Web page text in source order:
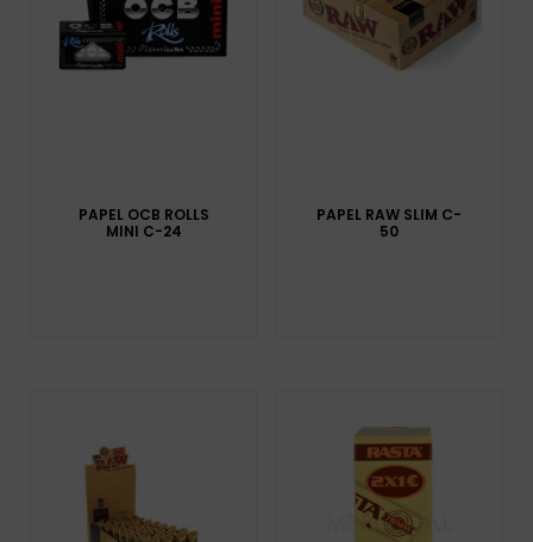
PAPEL OCB ROLLS
MINI C-24
PAPEL RAW SLIM C-
50